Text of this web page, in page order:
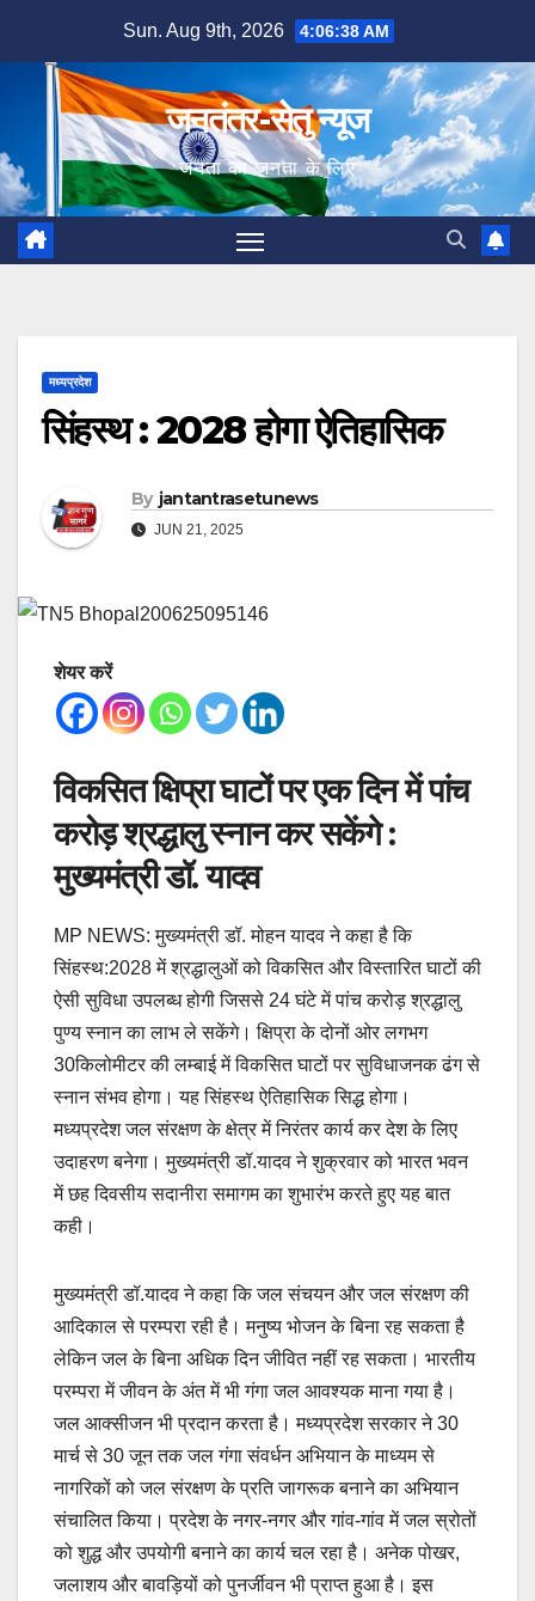
content
Sun. Aug 9th, 2026 4:06:39 AM
जनतंत्र-सेतु न्यूज
जनता का जनता के लिए
मध्यप्रदेश
सिंहस्थ : 2028 होगा ऐतिहासिक
By jantantrasetunews
JUN 21, 2025
शेयर करें
विकसित क्षिप्रा घाटों पर एक दिन में पांच
करोड़ श्रद्धालु स्नान कर सकेंगे :
मुख्यमंत्री डॉ. यादव
MP NEWS: मुख्यमंत्री डॉ. मोहन यादव ने कहा है कि
सिंहस्थ:2028 में श्रद्धालुओं को विकसित और विस्तारित घाटों की
ऐसी सुविधा उपलब्ध होगी जिससे 24 घंटे में पांच करोड़ श्रद्धालु
पुण्य स्नान का लाभ ले सकेंगे। क्षिप्रा के दोनों ओर लगभग
30किलोमीटर की लम्बाई में विकसित घाटों पर सुविधाजनक ढंग से
स्नान संभव होगा। यह सिंहस्थ ऐतिहासिक सिद्ध होगा।
मध्यप्रदेश जल संरक्षण के क्षेत्र में निरंतर कार्य कर देश के लिए
उदाहरण बनेगा। मुख्यमंत्री डॉ.यादव ने शुक्रवार को भारत भवन
में छह दिवसीय सदानीरा समागम का शुभारंभ करते हुए यह बात
कही।
मुख्यमंत्री डॉ.यादव ने कहा कि जल संचयन और जल संरक्षण की
आदिकाल से परम्परा रही है। मनुष्य भोजन के बिना रह सकता है
लेकिन जल के बिना अधिक दिन जीवित नहीं रह सकता। भारतीय
परम्परा में जीवन के अंत में भी गंगा जल आवश्यक माना गया है।
जल आक्सीजन भी प्रदान करता है। मध्यप्रदेश सरकार ने 30
मार्च से 30 जून तक जल गंगा संवर्धन अभियान के माध्यम से
नागरिकों को जल संरक्षण के प्रति जागरूक बनाने का अभियान
संचालित किया। प्रदेश के नगर-नगर और गांव-गांव में जल स्रोतों
को शुद्ध और उपयोगी बनाने का कार्य चल रहा है। अनेक पोखर,
जलाशय और बावड़ियों को पुनर्जीवन भी प्राप्त हुआ है। इस